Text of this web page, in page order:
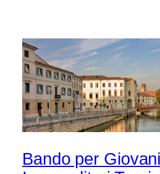
Bando per Giovani